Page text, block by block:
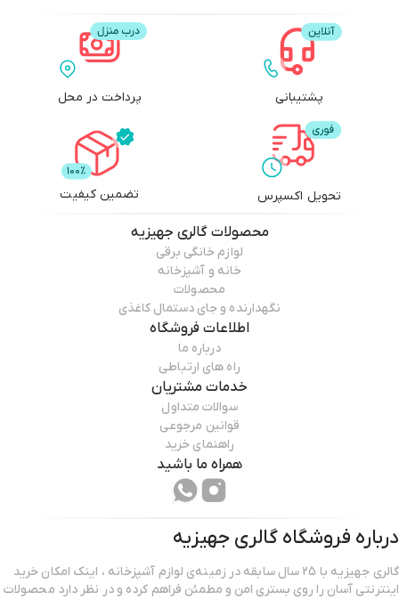
پشتیبانی پرداخت در محل
تحویل اکسپرس تضمین کیفیت
محصولاتگالری جهیزیه
لوازم خانگی برقی
خانه و آشپزخانه
محصولات
نگهدارنده و جای دستمال کاغذی
اطلاعات فروشگاه
درباره ما
راه های ارتباطی
خدمات مشتریان
سوالات متداول
قوانین مرجوعی
راهنمای خرید
همراه ما باشید
درباره فروشگاه گالری جهیزیه
گالری جهیزیه با 25 سال سابقه در زمینه‌ی لوازم آشپزخانه ، اینک امکان خرید
اینترنتی آسان را روی بستری امن و مطمئن فراهم کرده و در نظر دارد محصولات